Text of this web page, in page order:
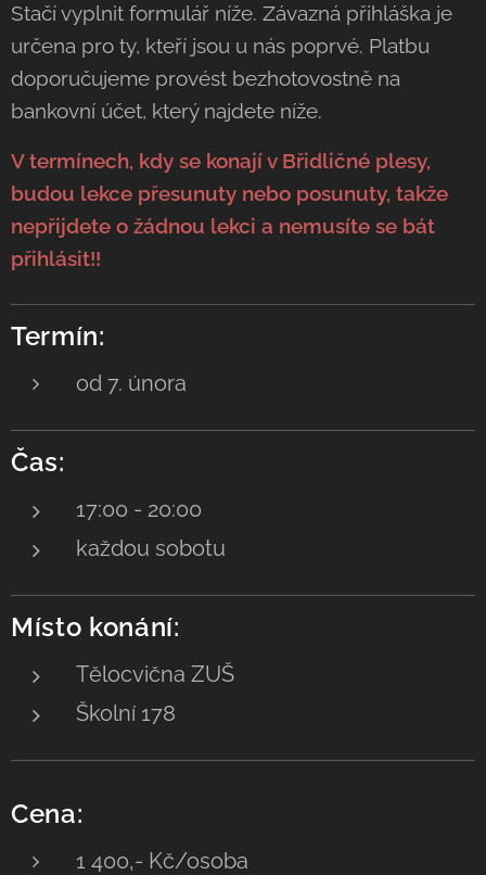
Stačí vyplnit formulář níže. Závazná přihláška je
určena pro ty, kteří jsou u nás poprvé. Platbu
doporučujeme provést bezhotovostně na
bankovní účet, který najdete níže.
V termínech, kdy se konají v Břidličné plesy,
budou lekce přesunuty nebo posunuty, takže
nepřijdete o žádnou lekci a nemusíte se bát
přihlásit!!
Termín:
od 7. února
Čas:
17:00 - 20:00
každou sobotu
Místo konání:
Tělocvična ZUŠ
Školní 178
Cena:
1 400,- Kč/osoba